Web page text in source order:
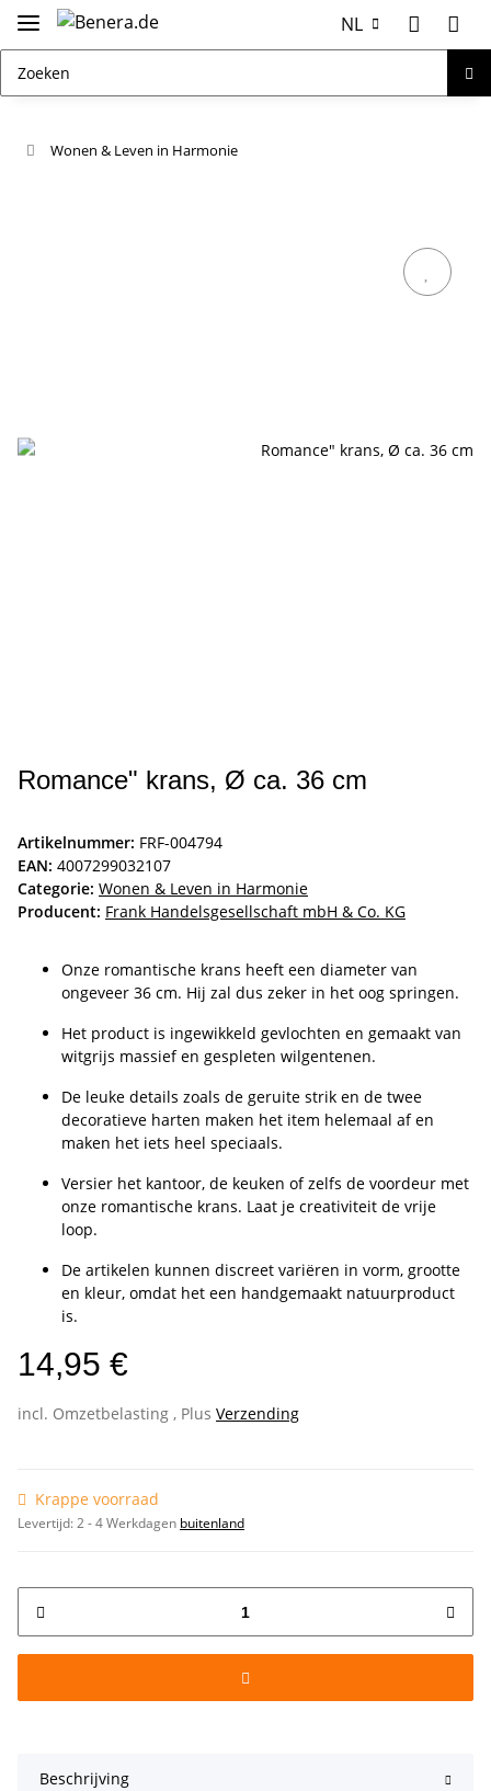
NL
Wonen & Leven in Harmonie
Romance" krans, Ø ca. 36 cm
Artikelnummer: FRF-004794
EAN: 4007299032107
Categorie: Wonen & Leven in Harmonie
Producent: Frank Handelsgesellschaft mbH & Co. KG
Onze romantische krans heeft een diameter van
ongeveer 36 cm. Hij zal dus zeker in het oog springen.
Het product is ingewikkeld gevlochten en gemaakt van
witgrijs massief en gespleten wilgentenen.
De leuke details zoals de geruite strik en de twee
decoratieve harten maken het item helemaal af en
maken het iets heel speciaals.
Versier het kantoor, de keuken of zelfs de voordeur met
onze romantische krans. Laat je creativiteit de vrije
loop.
De artikelen kunnen discreet variëren in vorm, grootte
en kleur, omdat het een handgemaakt natuurproduct
is.
14,95 €
incl. Omzetbelasting , Plus Verzending
Krappe voorraad
Levertijd:2 - 4 Werkdagen buitenland
Beschrijving